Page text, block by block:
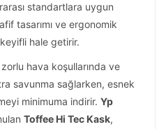
standartlara uygun
tasarımı ve ergonomik
keyifli hale getirir.
hava koşullarında ve
savunma sağlarken, esnek
minimuma indirir. Yp
Toffee Hi Tec Kask,